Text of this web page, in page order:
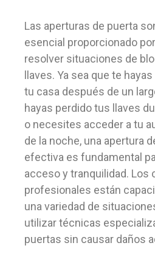
Las aperturas de puerta
esencial proporcionado
resolver situaciones de
llaves. Ya sea que te
tu casa después de un
hayas perdido tus llaves
o necesites acceder a tu
de la noche, una apertura
efectiva es fundamental
acceso y tranquilidad. Los
profesionales están
una variedad de
utilizar técnicas
puertas sin causar daños